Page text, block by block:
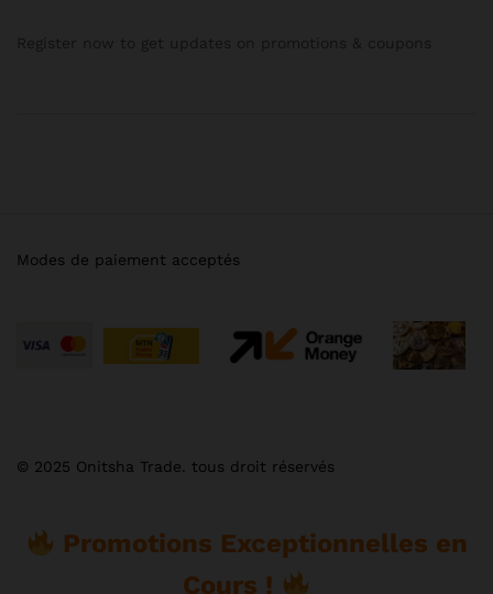
© 2025 Onitsha Trade. tous droit réservés
Modes de paiement acceptés
Promotions Exceptionnelles en
Cours !